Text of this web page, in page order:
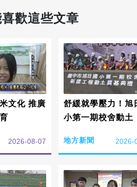
歡這些文章
文化 推廣
2026-08-07
舒緩就學壓力！旭
小第一期校舍動土
地方新聞 2026-